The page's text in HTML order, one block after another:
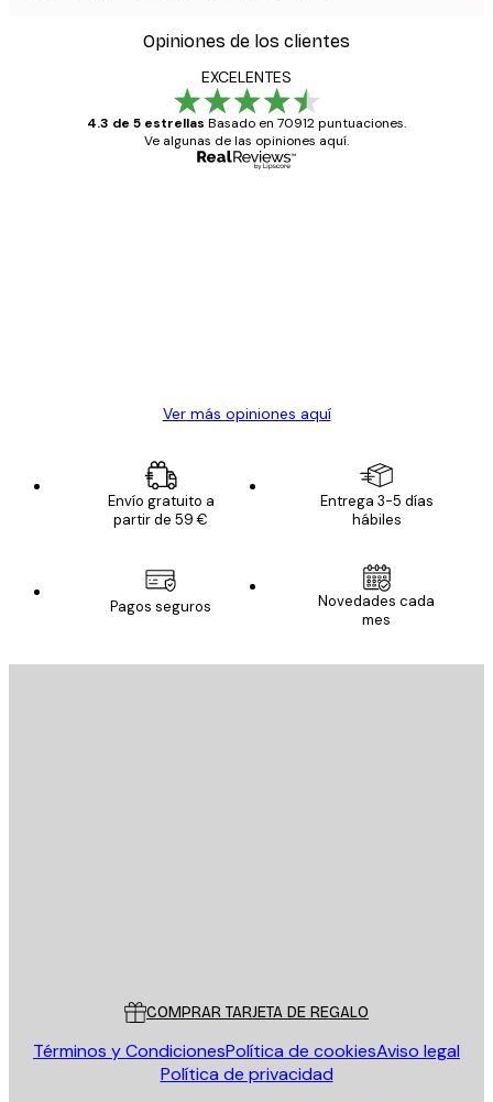
Opiniones de los clientes
EXCELENTES
4.3 de 5 estrellas Basado en 70912 puntuaciones.
Ve algunas de las opiniones aquí.
Ver más opiniones aquí
Envío gratuito a
partir de 59 €
Entrega 3-5 días
hábiles
Pagos seguros
Novedades cada
mes
COMPRAR TARJETA DE REGALO
Términos y CondicionesPolítica de cookiesAviso legal
Política de privacidad